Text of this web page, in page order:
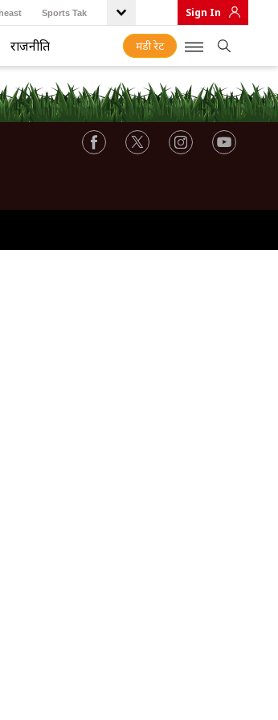
Sports Tak Sign In
राजनीति मंडी रेट